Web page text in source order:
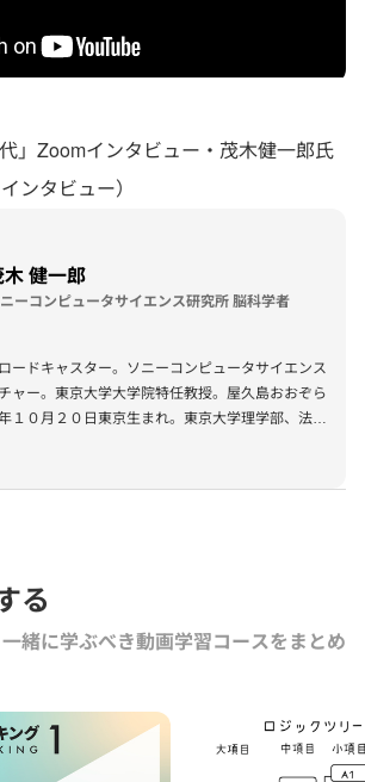
」Zoomインタビュー・茂木健一郎氏
ンタビュー）
健一郎
ーコンピュータサイエンス研究所 脳科学者
ードキャスター。ソニーコンピュータサイエンス
ャー。東京大学大学院特任教授。屋久島おおぞら
１０月２０日東京生まれ。東京大学理学部、法学
ンブリッジ大学を経て現職。専門は脳科学、認知
感覚の持つ質感）をキーワードとして脳と心の関
、ここからすべての場所へ』で第１２回桑原武夫
をテーマにした英語の著書が、３１カ国、２９言
る
緒に学ぶべき動画学習コースをまとめ